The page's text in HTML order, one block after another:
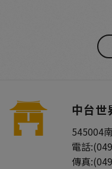
中台世
545004
電話:
傳真: